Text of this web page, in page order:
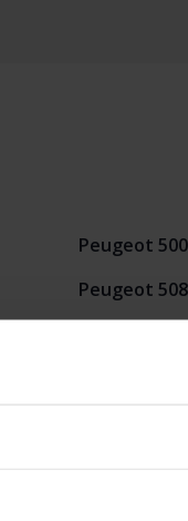
Peugeot
Peugeot 508